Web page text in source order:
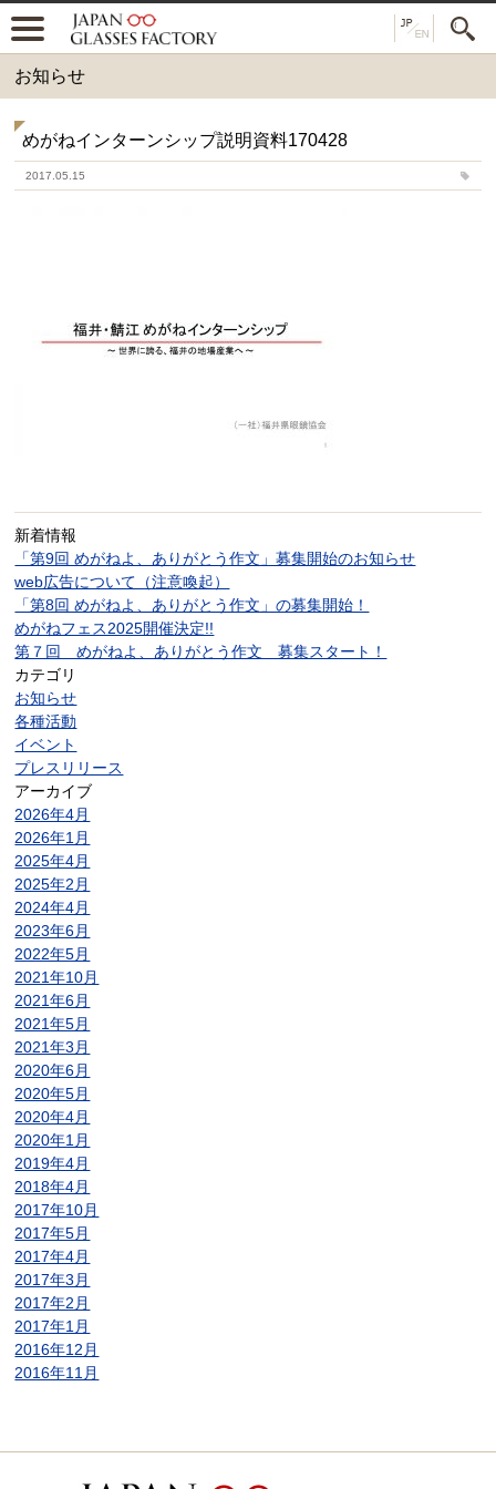
お知らせ
めがねインターンシップ説明資料170428
2017.05.15
新着情報
「第9回 めがねよ、ありがとう作文」募集開始のお知らせ
web広告について（注意喚起）
「第8回 めがねよ、ありがとう作文」の募集開始！
めがねフェス2025開催決定!!
第７回 めがねよ、ありがとう作文 募集スタート！
カテゴリ
お知らせ
各種活動
イベント
プレスリリース
アーカイブ
2026年4月
2026年1月
2025年4月
2025年2月
2024年4月
2023年6月
2022年5月
2021年10月
2021年6月
2021年5月
2021年3月
2020年6月
2020年5月
2020年4月
2020年1月
2019年4月
2018年4月
2017年10月
2017年5月
2017年4月
2017年3月
2017年2月
2017年1月
2016年12月
2016年11月